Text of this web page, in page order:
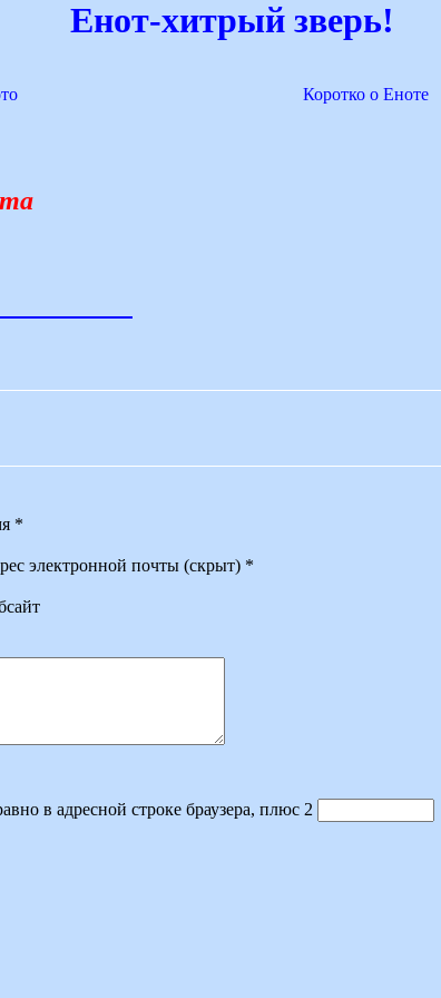
Енот-хитрый зверь!
Коротко о Еноте
*
электронной почты (скрыт) *
в адресной строке браузера, плюс 2